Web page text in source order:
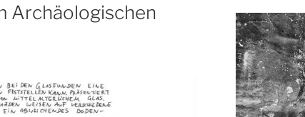
Archäologischen